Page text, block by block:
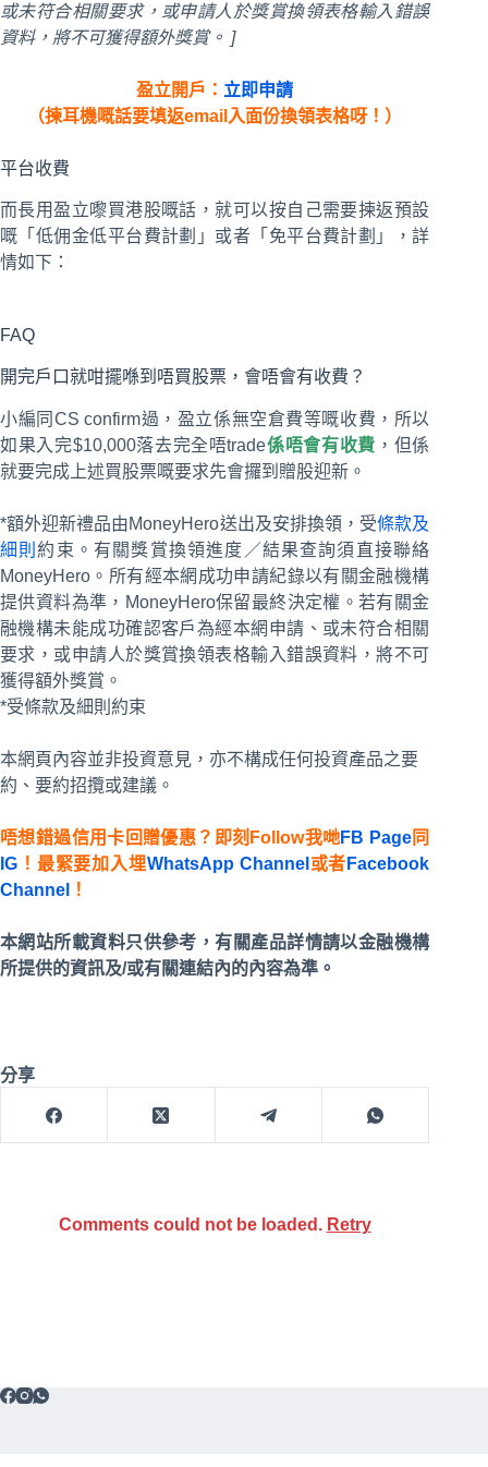
或未符合相關要求，或申請人於獎賞換領表格輸入錯誤
資料，將不可獲得額外獎賞。 ]
盈立開戶 ： 立即申請
（揀耳機嘅話要填返email入面份換領表格呀！）
平台收費
而長用盈立嚟買港股嘅話，就可以按自己需要揀返預設
嘅「低佣金低平台費計劃」或者「免平台費計劃」，詳
情如下：
FAQ
開完戶口就咁擺喺到唔買股票，會唔會有收費？
小編同CS confirm過，盈立係無空倉費等嘅收費，所以
如果入完$10,000落去完全唔trade係唔會有收費 ，但係
就要完成上述買股票嘅要求先會攞到贈股迎新。
*額外迎新禮品由MoneyHero送出及安排換領，受條款及
細則約束。有關獎賞換領進度／結果查詢須直接聯絡
MoneyHero。所有經本網成功申請紀錄以有關金融機構
提供資料為準，MoneyHero保留最終決定權。若有關金
融機構未能成功確認客戶為經本網申請、或未符合相關
要求，或申請人於獎賞換領表格輸入錯誤資料，將不可
獲得額外獎賞。
*受條款及細則約束
本網頁內容並非投資意見，亦不構成任何投資產品之要
約、要約招攬或建議。
唔想錯過信用卡回贈優惠？即刻Follow我哋FB Page同
IG ！最緊要加入埋WhatsApp Channel 或者 Facebook
Channel
！
本網站所載資料只供參考，有關產品詳情請以金融機構
所提供的資訊及/或有關連結內的內容為準。
分享
Comments could not be loaded. Retry